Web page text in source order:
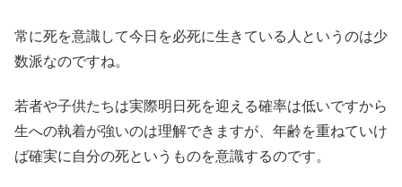
常に死を意識して今日を必死に生きている人というのは少
数派なのですね。
若者や子供たちは実際明日死を迎える確率は低いですから
生への執着が強いのは理解できますが、年齢を重ねていけ
ば確実に自分の死というものを意識するのです。